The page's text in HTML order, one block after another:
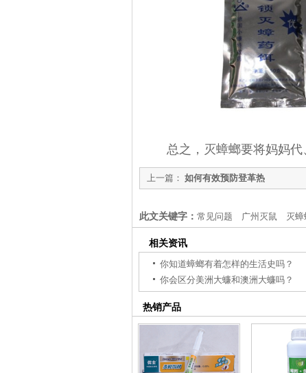
总之，灭蟑螂要将妈妈代
上一篇： 如何有效预防登革热
此文关键字： 常见问题 广州灭鼠 灭蟑
相关资讯
你知道蟑螂有着怎样的生活史吗？
你会区分美洲大蠊和澳洲大蠊吗？
热销产品